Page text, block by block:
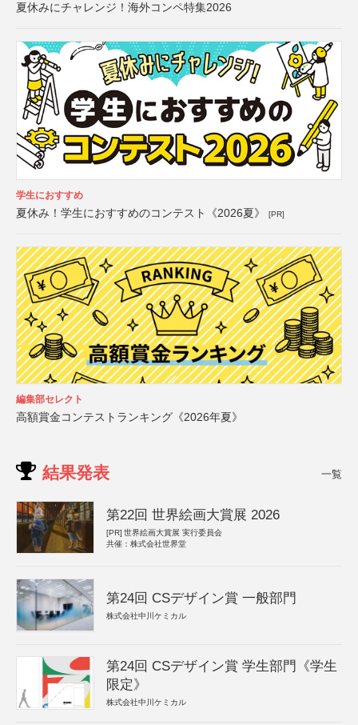
夏休みにチャレンジ！海外コンペ特集2026
学生におすすめ
夏休み！学生におすすめのコンテスト《2026夏》 [PR]
編集部セレクト
高額賞金コンテストランキング《2026年夏》
結果発表 一覧
第22回 世界絵画大賞展 2026
[PR] 世界絵画大賞展 実行委員会
共催：株式会社世界堂
第24回 CSデザイン賞 一般部門
株式会社中川ケミカル
第24回 CSデザイン賞 学生部門《学生
限定》
株式会社中川ケミカル